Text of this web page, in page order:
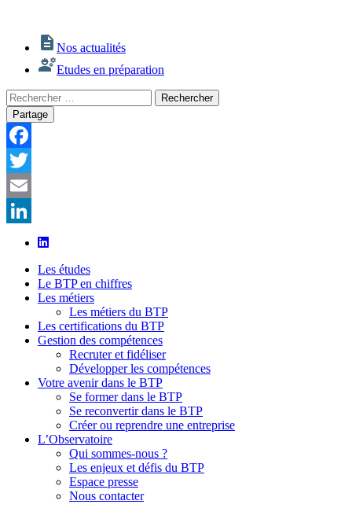
Nos actualités
Etudes en préparation
Rechercher
:
Rechercher
Partage
Facebook
Twitter
Email
LinkedIn
Les études
Le BTP en chiffres
Les métiers
Les métiers du BTP
Les certifications du BTP
Gestion des compétences
Recruter et fidéliser
Développer les compétences
Votre avenir dans le BTP
Se former dans le BTP
Se reconvertir dans le BTP
Créer ou reprendre une entreprise
L’Observatoire
Qui sommes-nous ?
Les enjeux et défis du BTP
Espace presse
Nous contacter